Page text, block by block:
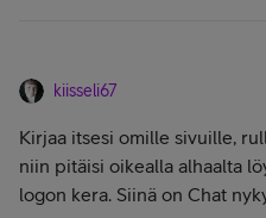
kiisseli67
Kirjaa itsesi omille sivuille,
niin pitäisi oikealla alhaalta
logon kera. Siinä on Chat